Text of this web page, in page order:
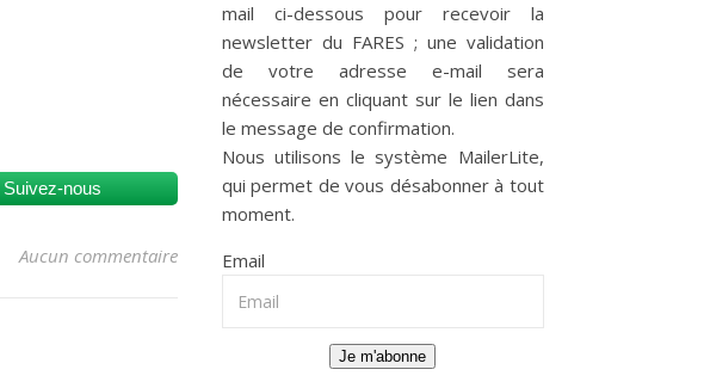
Suivez-nous
Aucun commentaire
mail ci-dessous pour recevoir la
newsletter du FARES ; une validation
de votre adresse e-mail sera
nécessaire en cliquant sur le lien dans
le message de confirmation.
Nous utilisons le système MailerLite,
qui permet de vous désabonner à tout
moment.
Email
Je m'abonne